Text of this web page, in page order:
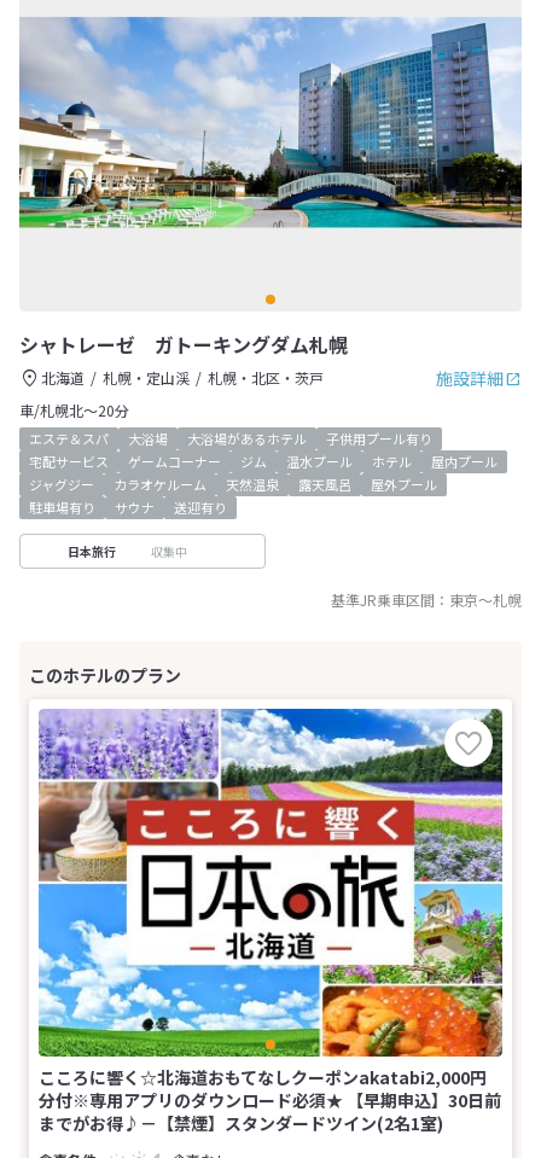
シャトレーゼ ガトーキングダム札幌
施設詳細
北海道 札幌・定山渓
札幌・北区・茨戸
車/札幌北～20分
エステ＆スパ 大浴場 大浴場があるホテル
子供用プール有り
宅配サービス
ゲームコーナー ジム 温水プール ホテル
屋内プール
ジャグジー
カラオケルーム 天然温泉 露天風呂
屋外プール
駐車場有り
サウナ 送迎有り
日本旅行 収集中
基準JR乗車区間： 東京～札幌
こころに響く☆北海道おもてなしクーポンakatabi2,000円
分付※専用アプリのダウンロード必須★ 【早期申込】30日前
までがお得♪－【禁煙】スタンダードツイン(2名1室)